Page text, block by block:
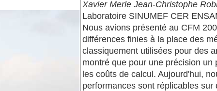
Xavier Merle Jean-Christophe
Laboratoire SINUMEF CER
Nous avions présenté au CFM
différences finies à la place des
classiquement utilisées pour des
montré que pour une précision
les coûts de calcul. Aujourd'hui,
performances sont réplicables